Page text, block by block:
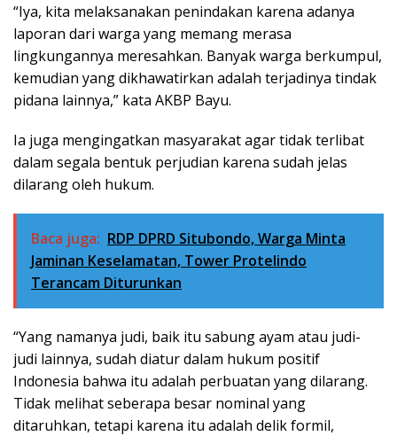
“Iya, kita melaksanakan penindakan karena adanya
laporan dari warga yang memang merasa
lingkungannya meresahkan. Banyak warga berkumpul,
kemudian yang dikhawatirkan adalah terjadinya tindak
pidana lainnya,” kata AKBP Bayu.
Ia juga mengingatkan masyarakat agar tidak terlibat
dalam segala bentuk perjudian karena sudah jelas
dilarang oleh hukum.
Baca juga: RDP DPRD Situbondo, Warga Minta
Jaminan Keselamatan, Tower Protelindo
Terancam Diturunkan
“Yang namanya judi, baik itu sabung ayam atau judi-
judi lainnya, sudah diatur dalam hukum positif
Indonesia bahwa itu adalah perbuatan yang dilarang.
Tidak melihat seberapa besar nominal yang
ditaruhkan, tetapi karena itu adalah delik formil,